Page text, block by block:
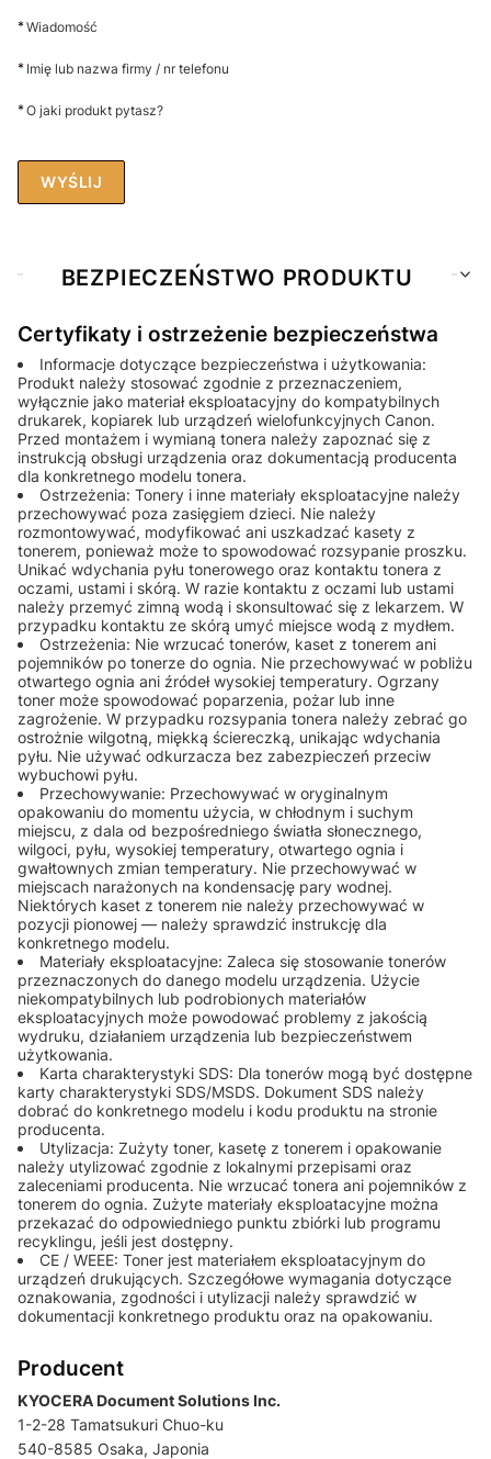
*Wiadomość
* Imię lub nazwa firmy / nr telefonu
*O jaki produkt pytasz?
WYŚLIJ
BEZPIECZEŃSTWO PRODUKTU
Certyfikaty i ostrzeżenie bezpieczeństwa
Informacje dotyczące bezpieczeństwa i użytkowania:
Produkt należy stosować zgodnie z przeznaczeniem,
wyłącznie jako materiał eksploatacyjny do kompatybilnych
drukarek, kopiarek lub urządzeń wielofunkcyjnych Canon.
Przed montażem i wymianą tonera należy zapoznać się z
instrukcją obsługi urządzenia oraz dokumentacją producenta
dla konkretnego modelu tonera.
Ostrzeżenia: Tonery i inne materiały eksploatacyjne należy
przechowywać poza zasięgiem dzieci. Nie należy
rozmontowywać, modyfikować ani uszkadzać kasety z
tonerem, ponieważ może to spowodować rozsypanie proszku.
Unikać wdychania pyłu tonerowego oraz kontaktu tonera z
oczami, ustami i skórą. W razie kontaktu z oczami lub ustami
należy przemyć zimną wodą i skonsultować się z lekarzem. W
przypadku kontaktu ze skórą umyć miejsce wodą z mydłem.
Ostrzeżenia: Nie wrzucać tonerów, kaset z tonerem ani
pojemników po tonerze do ognia. Nie przechowywać w pobliżu
otwartego ognia ani źródeł wysokiej temperatury. Ogrzany
toner może spowodować poparzenia, pożar lub inne
zagrożenie. W przypadku rozsypania tonera należy zebrać go
ostrożnie wilgotną, miękką ściereczką, unikając wdychania
pyłu. Nie używać odkurzacza bez zabezpieczeń przeciw
wybuchowi pyłu.
Przechowywanie: Przechowywać w oryginalnym
opakowaniu do momentu użycia, w chłodnym i suchym
miejscu, z dala od bezpośredniego światła słonecznego,
wilgoci, pyłu, wysokiej temperatury, otwartego ognia i
gwałtownych zmian temperatury. Nie przechowywać w
miejscach narażonych na kondensację pary wodnej.
Niektórych kaset z tonerem nie należy przechowywać w
pozycji pionowej — należy sprawdzić instrukcję dla
konkretnego modelu.
Materiały eksploatacyjne: Zaleca się stosowanie tonerów
przeznaczonych do danego modelu urządzenia. Użycie
niekompatybilnych lub podrobionych materiałów
eksploatacyjnych może powodować problemy z jakością
wydruku, działaniem urządzenia lub bezpieczeństwem
użytkowania.
Karta charakterystyki SDS: Dla tonerów mogą być dostępne
karty charakterystyki SDS/MSDS. Dokument SDS należy
dobrać do konkretnego modelu i kodu produktu na stronie
producenta.
Utylizacja: Zużyty toner, kasetę z tonerem i opakowanie
należy utylizować zgodnie z lokalnymi przepisami oraz
zaleceniami producenta. Nie wrzucać tonera ani pojemników z
tonerem do ognia. Zużyte materiały eksploatacyjne można
przekazać do odpowiedniego punktu zbiórki lub programu
recyklingu, jeśli jest dostępny.
CE / WEEE: Toner jest materiałem eksploatacyjnym do
urządzeń drukujących. Szczegółowe wymagania dotyczące
oznakowania, zgodności i utylizacji należy sprawdzić w
dokumentacji konkretnego produktu oraz na opakowaniu.
Producent
KYOCERA Document Solutions Inc.
1-2-28 Tamatsukuri Chuo-ku
540-8585 Osaka, Japonia